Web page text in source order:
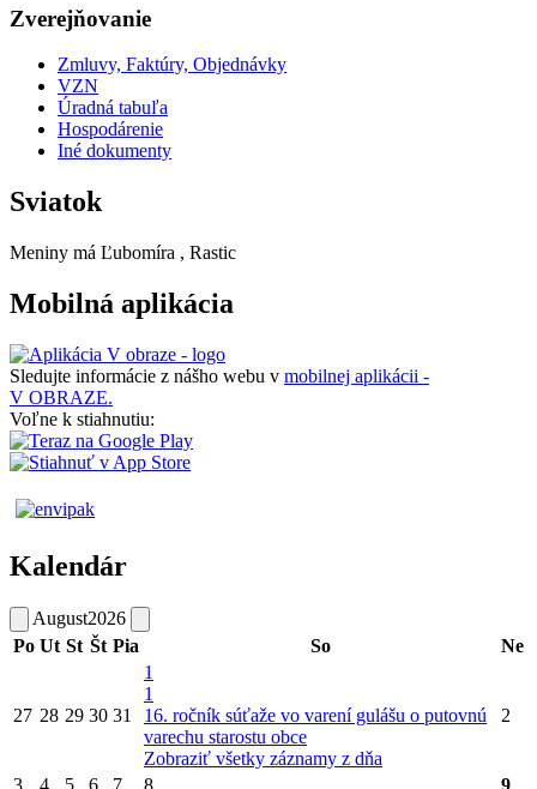
Zverejňovanie
Zmluvy, Faktúry, Objednávky
VZN
Úradná tabuľa
Hospodárenie
Iné dokumenty
Sviatok
Meniny má Ľubomíra , Rastic
Mobilná aplikácia
Sledujte informácie z nášho webu v mobilnej aplikácii -
V OBRAZE.
Voľne k stiahnutiu:
Kalendár
August2026
Po Ut St Št Pia So Ne
27 28 29 30 31
1
1
16. ročník súťaže vo varení gulášu o putovnú
varechu starostu obce
Zobraziť všetky záznamy z dňa
2
3 4 5 6 7 8 9